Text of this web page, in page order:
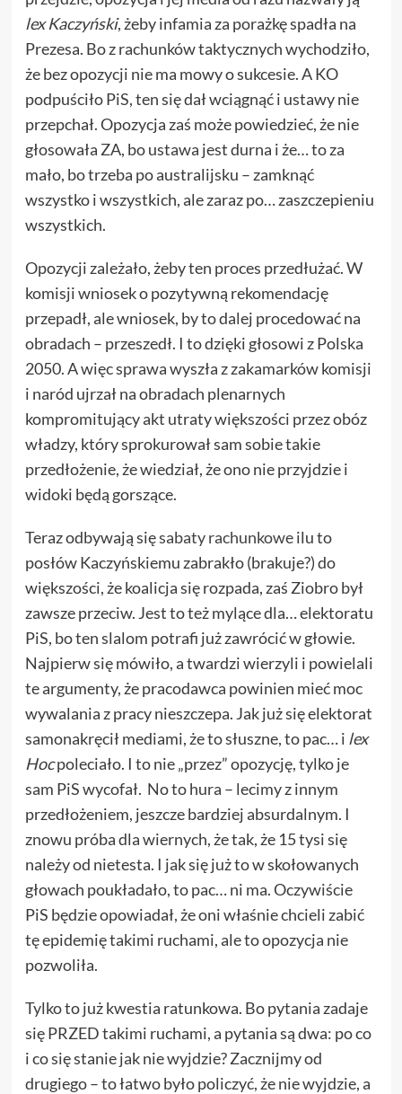
lex Kaczyński, żeby infamia za porażkę spadła na
Prezesa. Bo z rachunków taktycznych wychodziło,
że bez opozycji nie ma mowy o sukcesie. A KO
podpuściło PiS, ten się dał wciągnąć i ustawy nie
przepchał. Opozycja zaś może powiedzieć, że nie
głosowała ZA, bo ustawa jest durna i że… to za
mało, bo trzeba po australijsku – zamknąć
wszystko i wszystkich, ale zaraz po… zaszczepieniu
wszystkich.
Opozycji zależało, żeby ten proces przedłużać. W
komisji wniosek o pozytywną rekomendację
przepadł, ale wniosek, by to dalej procedować na
obradach – przeszedł. I to dzięki głosowi z Polska
2050. A więc sprawa wyszła z zakamarków komisji
i naród ujrzał na obradach plenarnych
kompromitujący akt utraty większości przez obóz
władzy, który sprokurował sam sobie takie
przedłożenie, że wiedział, że ono nie przyjdzie i
widoki będą gorszące.
Teraz odbywają sięsabaty rachunkoweilu to
posłów Kaczyńskiemu zabrakło (brakuje?) do
większości, że koalicja się rozpada, zaś Ziobro był
zawsze przeciw. Jest to też mylące dla… elektoratu
PiS, bo ten slalom potrafi już zawrócić w głowie.
Najpierw się mówiło, a twardzi wierzyli i powielali
te argumenty, że pracodawca powinien mieć moc
wywalania z pracy nieszczepa. Jak już się elektorat
samonakręcił mediami, że to słuszne, to pac… i lex
Hocpoleciało. I to nie „przez” opozycję, tylko je
sam PiS wycofał. No to hura – lecimy z innym
przedłożeniem, jeszcze bardziej absurdalnym. I
znowu próba dla wiernych, że tak, że 15 tysi się
należy od nietesta. I jak się już to w skołowanych
głowach poukładało, to pac… ni ma. Oczywiście
PiS będzie opowiadał, że oni właśnie chcieli zabić
tę epidemię takimi ruchami, ale to opozycja nie
pozwoliła.
Tylko to już kwestia ratunkowa. Bo pytania zadaje
się PRZED takimi ruchami, a pytania są dwa: po co
i co się stanie jak nie wyjdzie? Zacznijmy od
drugiego – to łatwo było policzyć, że nie wyjdzie, a